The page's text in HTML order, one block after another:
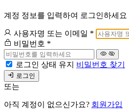
계정 정보를 입력하여 로그인하세요
사용자명 또는 이메일 *
비밀번호 *
로그인 상태 유지 비밀번호 찾기
로그인
또는
아직 계정이 없으신가요? 회원가입